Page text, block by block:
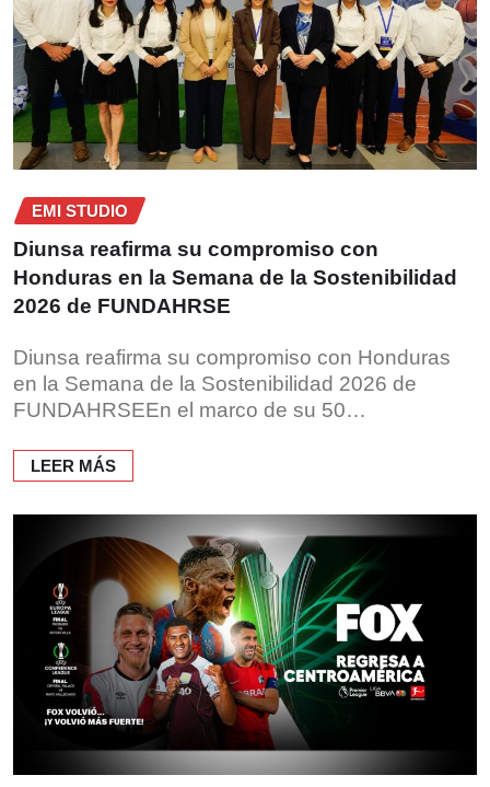
EMI STUDIO
Diunsa reafirma su compromiso con
Honduras en la Semana de la Sostenibilidad
2026 de FUNDAHRSE
Diunsa reafirma su compromiso con Honduras
en la Semana de la Sostenibilidad 2026 de
FUNDAHRSEEn el marco de su 50…
LEER MÁS